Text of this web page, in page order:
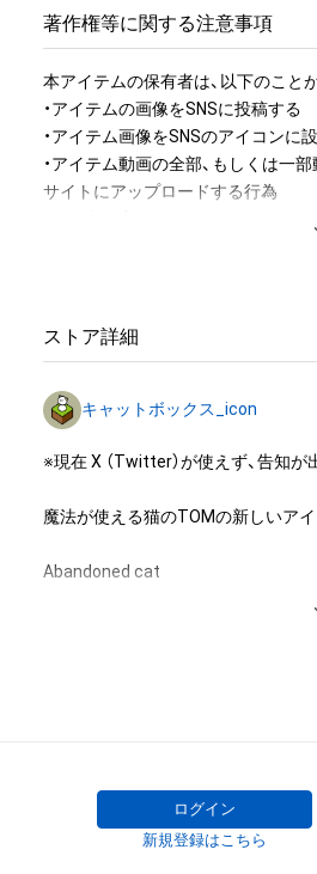
著作権等に関する注意事項
本アイテムの保有者は、以下のこと
・アイテムの画像をSNSに投稿する
・アイテム画像をSNSのアイコンに
・アイテム動画の全部、もしくは一
サイトにアップロードする行為
・アイテムの画像を使用してメッ
アイテムに関する注意事項
用新案権、商標権、意匠権その他の
は、本アイテムの著作権を有する方
有していたとしても、本アイテムに
・本アイテムの著作権を有する方、
を受けている者からの事前の同意な
(改変、公開、配布、逆コンパイル、
ストア詳細
キャットボックス_icon
※現在 X （Twitter）が使えず、告知が
魔法が使える猫のTOMの新しいアイ
Abandoned cat
ログイン
新規登録はこちら